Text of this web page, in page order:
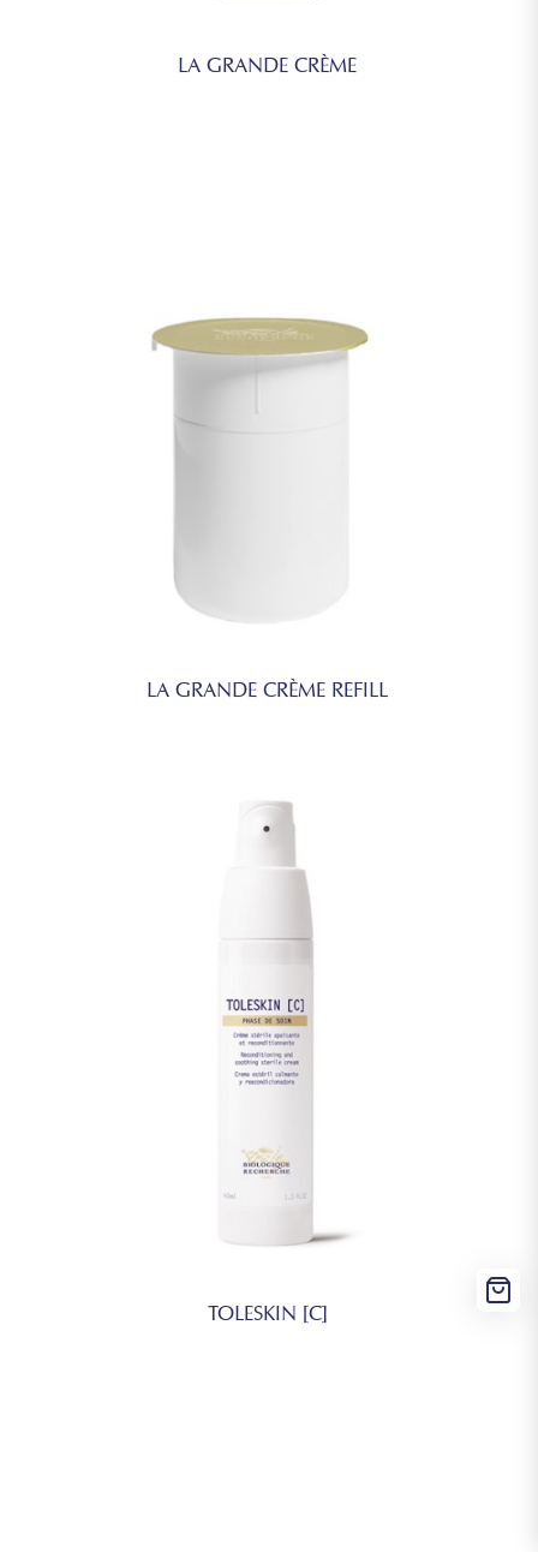
LA GRANDE CRÈME
LA GRANDE CRÈME REFILL
TOLESKIN [C]